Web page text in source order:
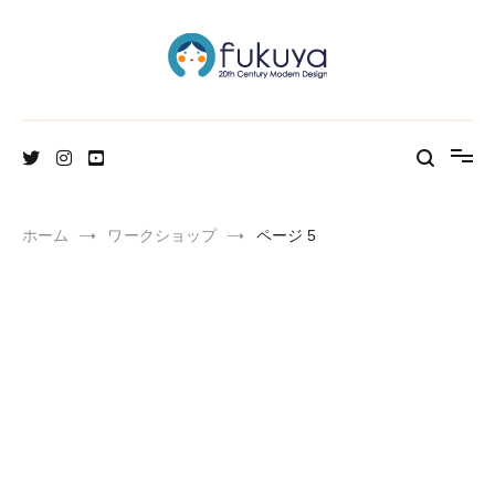
ホーム ワークショップ ページ 5